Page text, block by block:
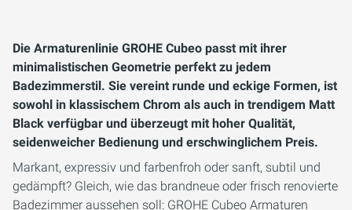
Die Armaturenlinie GROHE Cubeo passt mit ihrer
minimalistischen Geometrie perfekt zu jedem
Badezimmerstil. Sie vereint runde und eckige Formen, ist
sowohl in klassischem Chrom als auch in trendigem Matt
Black verfügbar und überzeugt mit hoher Qualität,
seidenweicher Bedienung und erschwinglichem Preis.
Markant, expressiv und farbenfroh oder sanft, subtil und
gedämpft? Gleich, wie das brandneue oder frisch renovierte
Badezimmer aussehen soll: GROHE Cubeo Armaturen